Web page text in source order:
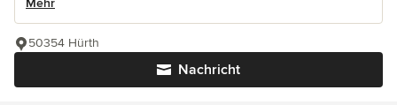
Mehr
Nachricht
50354 Hürth